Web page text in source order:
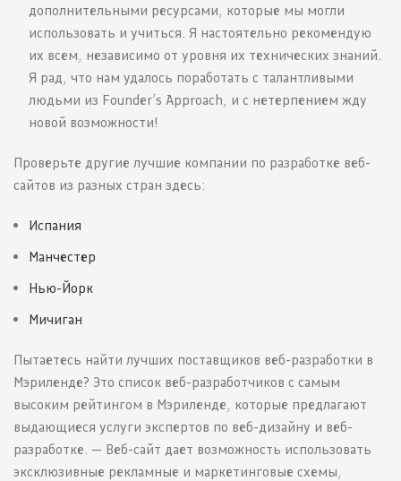
дополнительными ресурсами, которые мы могли
использовать и учиться. Я настоятельно рекомендую
их всем, независимо от уровня их технических знаний.
Я рад, что нам удалось поработать с талантливыми
людьми из Founder’s Approach, и с нетерпением жду
новой возможности!
Проверьте другие лучшие компании по разработке веб-
сайтов из разных стран здесь:
Испания
Манчестер
Нью-Йорк
Мичиган
Пытаетесь найти лучших поставщиков веб-разработки в
Мэриленде? Это список веб-разработчиков с самым
высоким рейтингом в Мэриленде, которые предлагают
выдающиеся услуги экспертов по веб-дизайну и веб-
разработке. — Веб-сайт дает возможность использовать
эксклюзивные рекламные и маркетинговые схемы,